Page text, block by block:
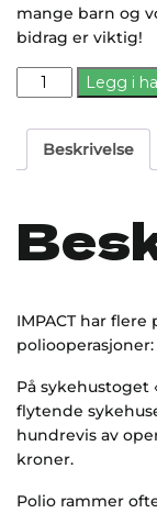
mange barn og
bidrag er viktig!
Post-
Polio
operasjon
antall
Legg i
Beskrivelse
IMPACT har
poliooperasjoner:
På sykehustoget
flytende
hundrevis av
kroner.
Polio rammer